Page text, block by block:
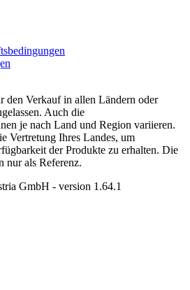
den Verkauf in allen Ländern oder
Auch die
je nach Land und Region variieren.
Vertretung Ihres Landes, um
der Produkte zu erhalten. Die
nur als Referenz.
GmbH - version 1.64.1